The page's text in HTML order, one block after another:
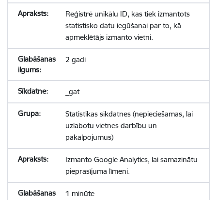
Reģistrē unikālu ID, kas tiek izmantots
statistisko datu iegūšanai par to, kā
apmeklētājs izmanto vietni.
2 gadi
_gat
Statistikas sīkdatnes (nepieciešamas, lai
uzlabotu vietnes darbību un
pakalpojumus)
Izmanto Google Analytics, lai samazinātu
pieprasījuma līmeni.
1 minūte